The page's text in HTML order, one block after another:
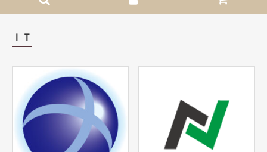
二つ折り名刺印刷
蛍光白印刷
名刺ケース
テンプレート名刺
ＩＴ